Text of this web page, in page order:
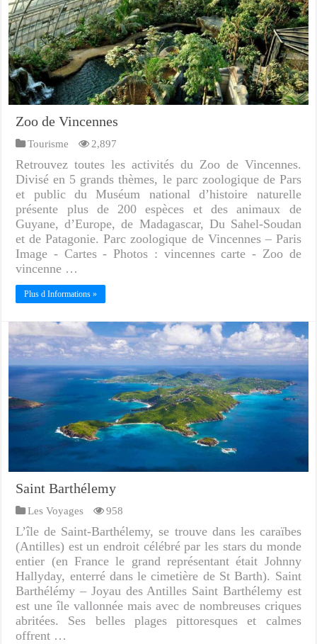
Zoo de Vincennes
Tourisme 2,897
Retrouvez toutes les activités du Zoo de Vincennes.
Divisé en 5 grands thèmes, le parc zoologique de Pars
et public du Muséum national d’histoire naturelle
présente plus de 200 espèces et des animaux de
Guyane, d’Europe, de Madagascar, Du Sahel-Soudan
et de Patagonie. Parc zoologique de Vincennes – Paris
Image - Cartes - Photos : vincennes carte - Zoo de
vincenne …
Plus d Informations »
Saint Barthélemy
Les Voyages 958
L’île de Saint-Barthélemy, se trouve dans les caraïbes
(Antilles) est un endroit célébré par les stars du monde
entier (en France le grand représentant était Johnny
Hallyday, enterré dans le cimetière de St Barth). Saint
Barthélémy – Joyau des Antilles Saint Barthélemy est
est une île vallonnée mais avec de nombreuses criques
abritées. Ses belles plages pittoresques et calmes
offrent …